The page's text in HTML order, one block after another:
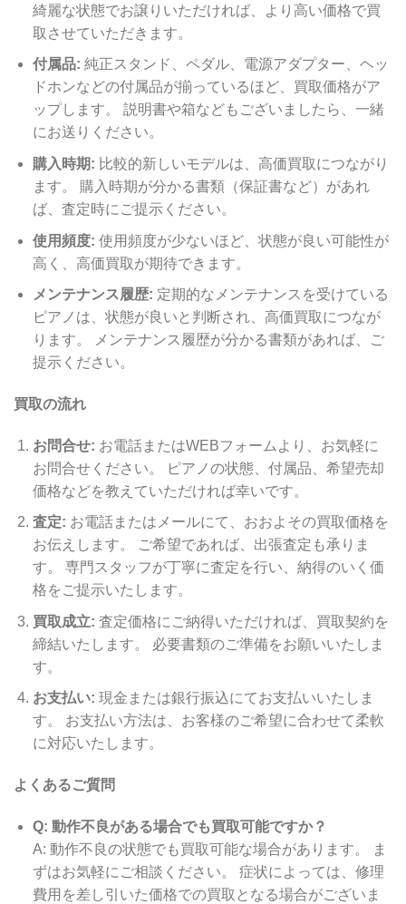
綺麗な状態でお譲りいただければ、より高い価格で買
取させていただきます。
付属品: 純正スタンド、ペダル、電源アダプター、ヘッ
ドホンなどの付属品が揃っているほど、買取価格がア
ップします。 説明書や箱などもございましたら、一緒
にお送りください。
購入時期: 比較的新しいモデルは、高価買取につながり
ます。 購入時期が分かる書類（保証書など）があれ
ば、査定時にご提示ください。
使用頻度: 使用頻度が少ないほど、状態が良い可能性が
高く、高価買取が期待できます。
メンテナンス履歴: 定期的なメンテナンスを受けている
ピアノは、状態が良いと判断され、高価買取につなが
ります。 メンテナンス履歴が分かる書類があれば、ご
提示ください。
買取の流れ
お問合せ: お電話またはWEBフォームより、お気軽に
お問合せください。 ピアノの状態、付属品、希望売却
価格などを教えていただければ幸いです。
査定: お電話またはメールにて、おおよその買取価格を
お伝えします。 ご希望であれば、出張査定も承りま
す。 専門スタッフが丁寧に査定を行い、納得のいく価
格をご提示いたします。
買取成立: 査定価格にご納得いただければ、買取契約を
締結いたします。 必要書類のご準備をお願いいたしま
す。
お支払い: 現金または銀行振込にてお支払いいたしま
す。 お支払い方法は、お客様のご希望に合わせて柔軟
に対応いたします。
よくあるご質問
Q: 動作不良がある場合でも買取可能ですか？
A: 動作不良の状態でも買取可能な場合があります。 ま
ずはお気軽にご相談ください。 症状によっては、修理
費用を差し引いた価格での買取となる場合がございま